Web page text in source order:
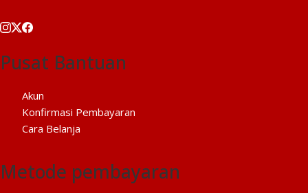
Pusat Bantuan
Akun
Konfirmasi Pembayaran
Cara Belanja
Metode pembayaran